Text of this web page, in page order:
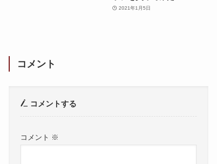
2021年1月5日
コメント
コメントする
コメント ※